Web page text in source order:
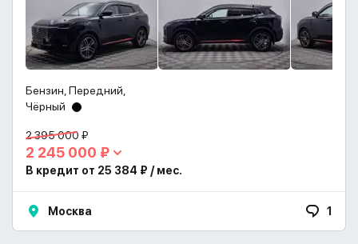
Бензин, Передний,
Чёрный
2 395 000 ₽
2 245 000 ₽
В кредит от 25 384 ₽ / мес.
Москва 1